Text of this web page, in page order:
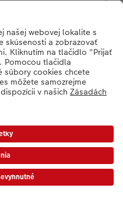
produktov alebo objednávok,
4415[Po - Pia: 8:30 - 17:00 h]